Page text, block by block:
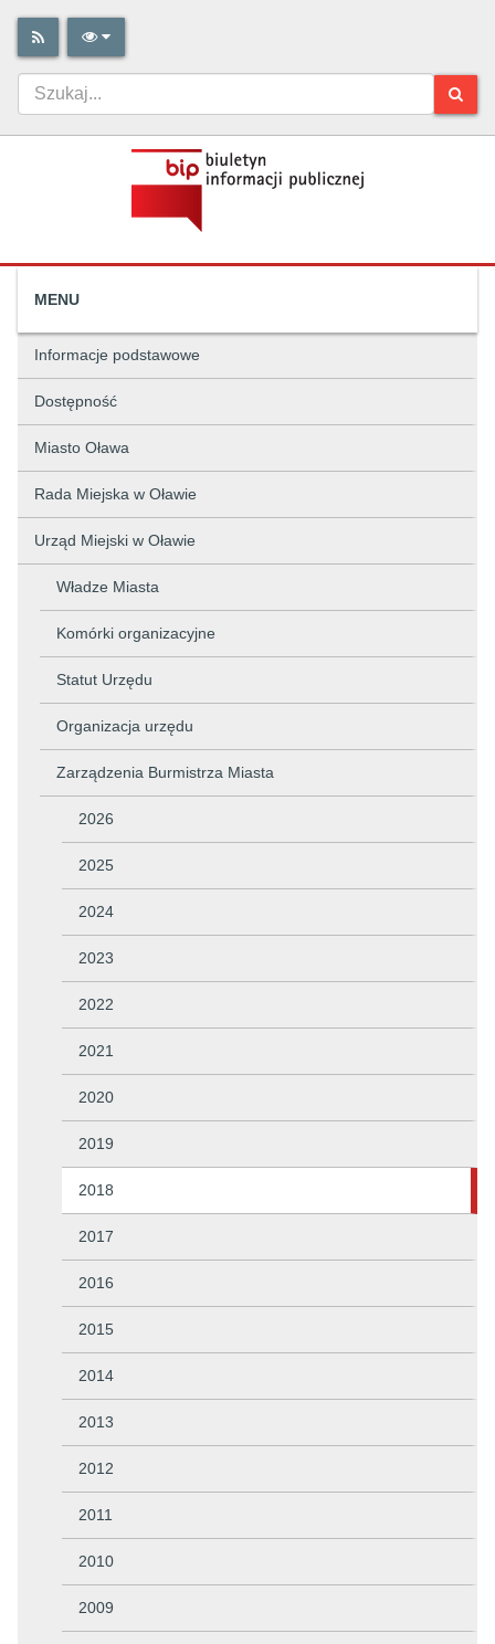
MENU
Informacje podstawowe
Dostępność
Miasto Oława
Rada Miejska w Oławie
Urząd Miejski w Oławie
Władze Miasta
Komórki organizacyjne
Statut Urzędu
Organizacja urzędu
Zarządzenia Burmistrza Miasta
2026
2025
2024
2023
2022
2021
2020
2019
2018
2017
2016
2015
2014
2013
2012
2011
2010
2009